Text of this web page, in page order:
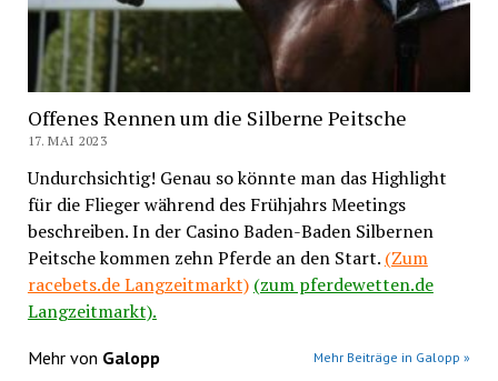
Offenes Rennen um die Silberne Peitsche
17. MAI 2023
Undurchsichtig! Genau so könnte man das Highlight
für die Flieger während des Frühjahrs Meetings
beschreiben. In der Casino Baden-Baden Silbernen
Peitsche kommen zehn Pferde an den Start. (Zum
racebets.de Langzeitmarkt) (zum pferdewetten.de
Langzeitmarkt).
Mehr von Galopp Mehr Beiträge in Galopp »